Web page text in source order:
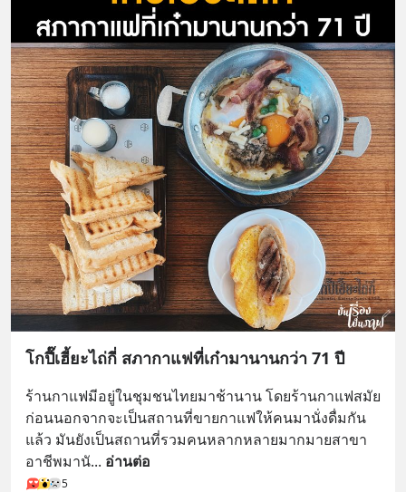
โกปี๊เฮี้ยะไถ่กี่ สภากาแฟที่เก๋ามานานกว่า 71 ปี
ร้านกาแฟมีอยู่ในชุมชนไทยมาช้านาน โดยร้านกาแฟสมัย
ก่อนนอกจากจะเป็นสถานที่ขายกาแฟให้คนมานั่งดื่มกัน
แล้ว มันยังเป็นสถานที่รวมคนหลากหลายมากมายสาขา
อาชีพมานั... อ่านต่อ
5